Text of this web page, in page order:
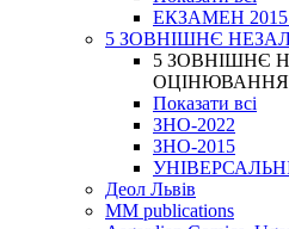
ЕКЗАМЕН
5 ЗОВНІШНЄ
5 ЗОВНІШНЄ
ОЦІНЮВАННЯ
Показати всі
ЗНО-2022
ЗНО-2015
УНІВЕРСАЛЬНІ
Деол Львів
MM publications